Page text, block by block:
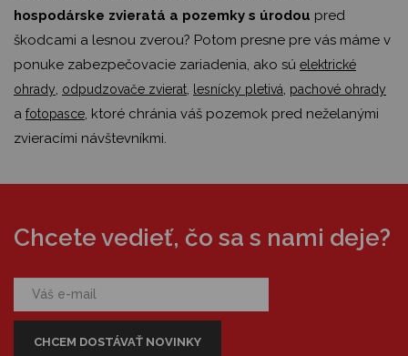
hospodárske zvieratá a pozemky s úrodou pred
škodcami a lesnou zverou? Potom presne pre vás máme v
ponuke zabezpečovacie zariadenia, ako sú elektrické
ohrady, odpudzovače zvierat, lesnícky pletivá, pachové ohrady
a fotopasce, ktoré chránia váš pozemok pred neželanými
zvieracími návštevníkmi.
Chcete vedieť, čo sa s nami deje?